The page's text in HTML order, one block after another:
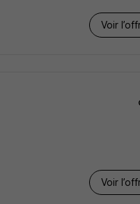
Voir
Voir